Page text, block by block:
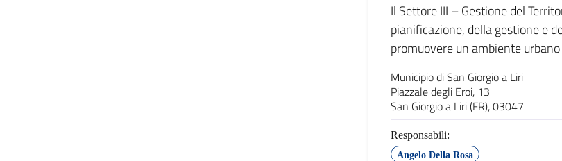
Il Settore III – Gestione del
pianificazione, della gestione e
promuovere un ambiente
Municipio di San Giorgio a Liri
Piazzale degli Eroi, 13
San Giorgio a Liri (FR), 03047
Responsabili:
Angelo Della Rosa